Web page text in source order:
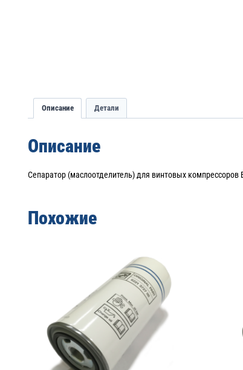
Описание Детали
Описание
Сепаратор (маслоотделитель) для винтовых компрессоров
Похожие